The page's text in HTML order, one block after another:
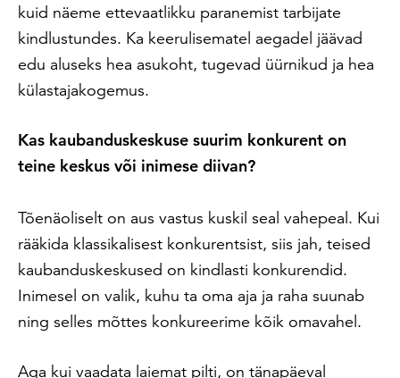
kuid näeme ettevaatlikku paranemist tarbijate
kindlustundes. Ka keerulisematel aegadel jäävad
edu aluseks hea asukoht, tugevad üürnikud ja hea
külastajakogemus.
Kas kaubanduskeskuse suurim konkurent on
teine keskus või inimese diivan?
Tõenäoliselt on aus vastus kuskil seal vahepeal. Kui
rääkida klassikalisest konkurentsist, siis jah, teised
kaubanduskeskused on kindlasti konkurendid.
Inimesel on valik, kuhu ta oma aja ja raha suunab
ning selles mõttes konkureerime kõik omavahel.
Aga kui vaadata laiemat pilti, on tänapäeval